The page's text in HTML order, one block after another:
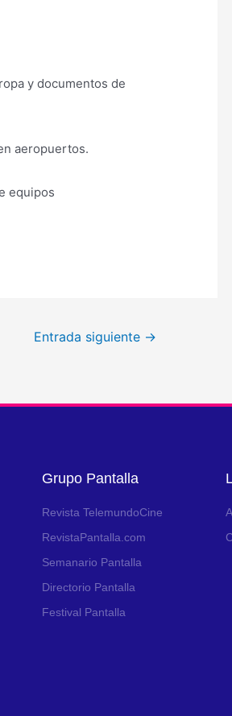
y documentos de
aeropuertos.
equipos
Entrada siguiente →
Grupo Pantalla
Revista TelemundoCine
RevistaPantalla.com
Semanario Pantalla
Directorio Pantalla
Festival Pantalla